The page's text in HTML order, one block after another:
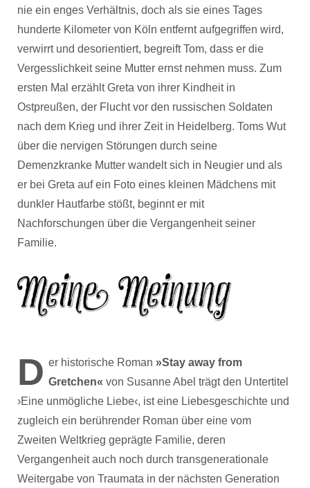
nie ein enges Verhältnis, doch als sie eines Tages
hunderte Kilometer von Köln entfernt aufgegriffen wird,
verwirrt und desorientiert, begreift Tom, dass er die
Vergesslichkeit seine Mutter ernst nehmen muss. Zum
ersten Mal erzählt Greta von ihrer Kindheit in
Ostpreußen, der Flucht vor den russischen Soldaten
nach dem Krieg und ihrer Zeit in Heidelberg. Toms Wut
über die nervigen Störungen durch seine
Demenzkranke Mutter wandelt sich in Neugier und als
er bei Greta auf ein Foto eines kleinen Mädchens mit
dunkler Hautfarbe stößt, beginnt er mit
Nachforschungen über die Vergangenheit seiner
Familie.
D er historische Roman »Stay away from
Gretchen« von Susanne Abel trägt den Untertitel
›Eine unmögliche Liebe‹, ist eine Liebesgeschichte und
zugleich ein berührender Roman über eine vom
Zweiten Weltkrieg geprägte Familie, deren
Vergangenheit auch noch durch transgenerationale
Weitergabe von Traumata in der nächsten Generation